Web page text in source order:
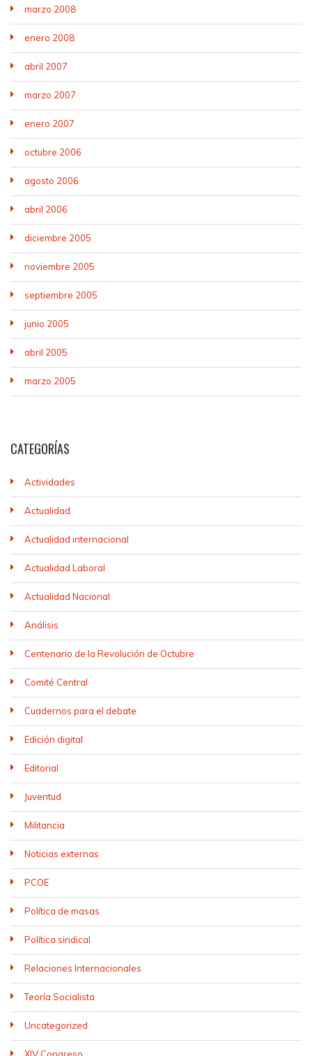
marzo 2008
enero 2008
abril 2007
marzo 2007
enero 2007
octubre 2006
agosto 2006
abril 2006
diciembre 2005
noviembre 2005
septiembre 2005
junio 2005
abril 2005
marzo 2005
CATEGORÍAS
Actividades
Actualidad
Actualidad internacional
Actualidad Laboral
Actualidad Nacional
Análisis
Centenario de la Revolución de Octubre
Comité Central
Cuadernos para el debate
Edición digital
Editorial
Juventud
Militancia
Noticias externas
PCOE
Política de masas
Política sindical
Relaciones Internacionales
Teoría Socialista
Uncategorized